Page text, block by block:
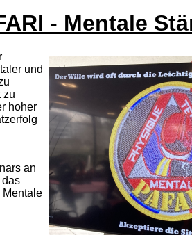
- Mentale
und
zu
hoher
an
das
Mentale